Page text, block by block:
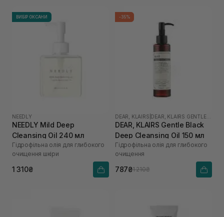
ВИБІР ОКСАНИ
NEEDLY
NEEDLY Mild Deep
Cleansing Oil 240 мл
Гідрофільна олія для глибокого
очищення шкіри
1 310₴
-35%
DEAR, KLAIRS
DEAR, KLAIRS Gentle Black
Deep Cleansing Oil 150 мл
Гідрофільна олія для глибокого
очищення
787₴1 210₴